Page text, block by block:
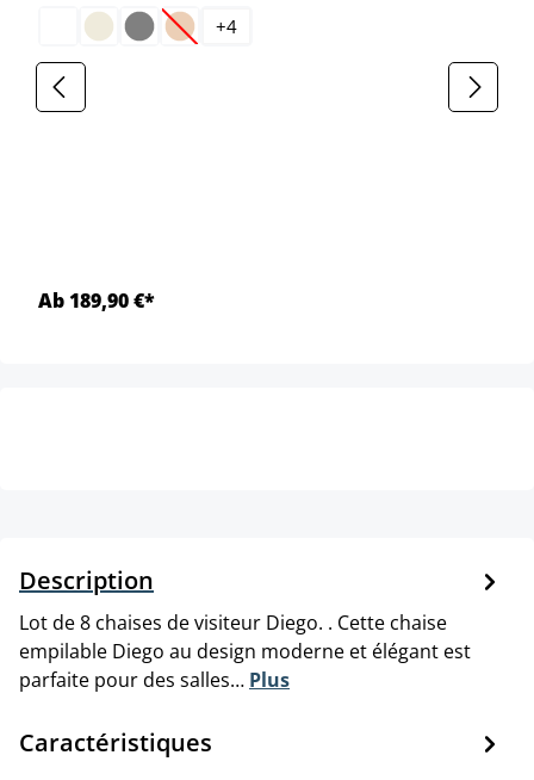
(Cette option n'est pas disponible pour le
+4
Ab 189,90 €*
Description
Lot de 8 chaises de visiteur Diego. . Cette chaise
empilable Diego au design moderne et élégant est
parfaite pour des salles… Plus
Caractéristiques